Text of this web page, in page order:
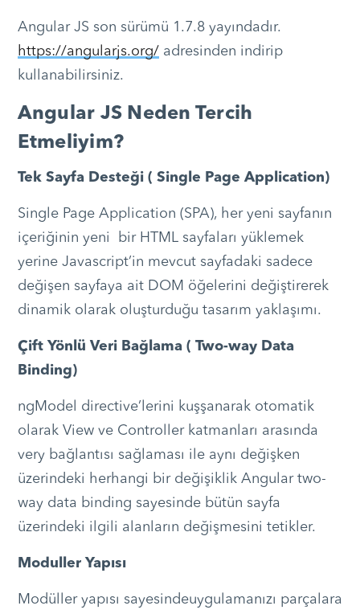
Angular JS son sürümü 1.7.8 yayındadır.
https://angularjs.org/adresinden indirip
kullanabilirsiniz.
Angular JS Neden Tercih
Etmeliyim?
Tek Sayfa Desteği ( Single Page Application)
Single Page Application (SPA), her yeni sayfanın
içeriğinin yeni bir HTML sayfaları yüklemek
yerine Javascript’in mevcut sayfadaki sadece
değişen sayfaya ait DOM öğelerini değiştirerek
dinamik olarak oluşturduğu tasarım yaklaşımı.
Çift Yönlü Veri Bağlama ( Two-way Data
Binding)
ngModel directive’lerini kuşşanarak otomatik
olarak View ve Controller katmanları arasında
very bağlantısı sağlaması ile aynı değişken
üzerindeki herhangi bir değişiklik Angular two-
way data binding sayesinde bütün sayfa
üzerindeki ilgili alanların değişmesini tetikler.
Moduller Yapısı
Modüller yapısı sayesindeuygulamanızı parçalara